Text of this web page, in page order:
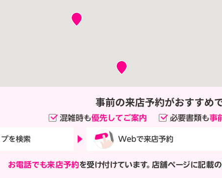
お電話でも来店予約を受け付けています。店舗ページに記載の